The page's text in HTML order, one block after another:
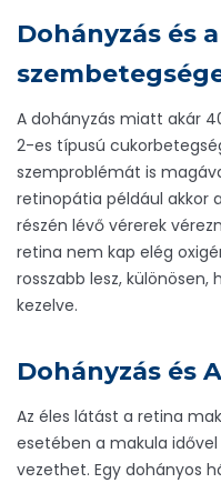
Dohányzás és
A dohányzás miatt akár
2-es típusú
szemproblémát is
retinopátia például akkor
részén lévő vérerek
retina nem kap elég
rosszabb lesz,
kezelve.
Dohányzás és
Az éles látást a retina
esetében a makula
vezethet. Egy dohányos